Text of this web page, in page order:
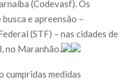
(Codevasf). Os
e apreensão –
(STF) – nas cidades de
no Maranhão.
cumpridas medidas